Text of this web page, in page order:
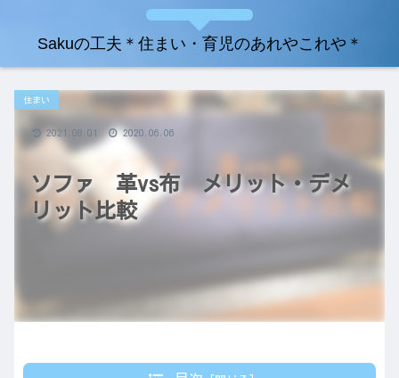
Sakuの工夫＊住まい・育児のあれやこれや＊
ソファ 革vs布 メリット・デメ
リット比較
住まい
2021.08.01 2020.06.06